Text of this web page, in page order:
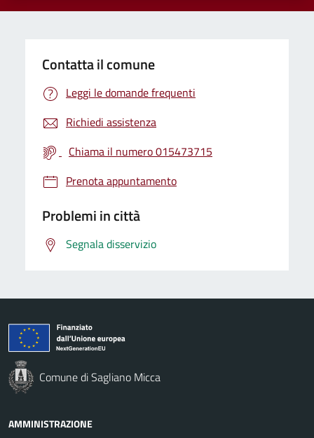
Contatta il comune
Leggi le domande frequenti
Richiedi assistenza
Chiama il numero 015473715
Prenota appuntamento
Problemi in città
Segnala disservizio
Comune di Sagliano Micca
AMMINISTRAZIONE